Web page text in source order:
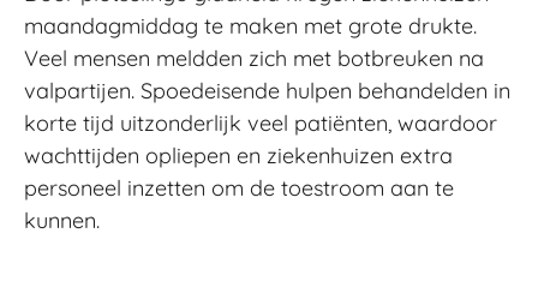
maandagmiddag te maken met grote drukte.
Veel mensen meldden zich met botbreuken na
valpartijen. Spoedeisende hulpen behandelden in
korte tijd uitzonderlijk veel patiënten, waardoor
wachttijden opliepen en ziekenhuizen extra
personeel inzetten om de toestroom aan te
kunnen.